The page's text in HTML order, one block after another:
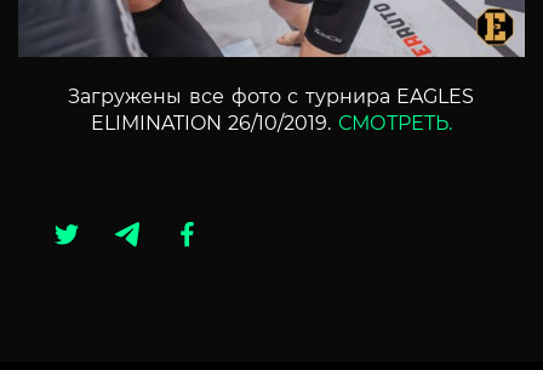
Загружены все фото с турнира EAGLES
ELIMINATION 26/10/2019. СМОТРЕТЬ.